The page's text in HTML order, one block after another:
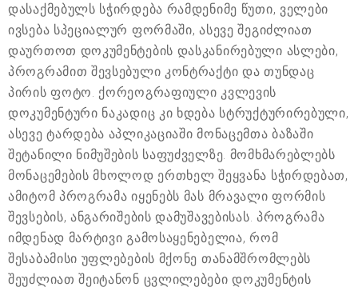
დასაქმებულს სჭირდება რამდენიმე წუთი, ველები
ივსება სპეციალურ ფორმაში, ასევე შეგიძლიათ
დაურთოთ დოკუმენტების დასკანირებული ასლები,
პროგრამით შევსებული კონტრაქტი და თუნდაც
პირის ფოტო. ქორეოგრაფიული კვლევის
დოკუმენტური ნაკადიც კი ხდება სტრუქტურირებული,
ასევე ტარდება აპლიკაციაში მონაცემთა ბაზაში
შეტანილი ნიმუშების საფუძველზე. მომხმარებლებს
მონაცემების მხოლოდ ერთხელ შეყვანა სჭირდებათ,
ამიტომ პროგრამა იყენებს მას მრავალი ფორმის
შევსების, ანგარიშების დამუშავებისას. პროგრამა
იმდენად მარტივი გამოსაყენებელია, რომ
შესაბამისი უფლებების მქონე თანამშრომლებს
შეუძლიათ შეიტანონ ცვლილებები დოკუმენტის